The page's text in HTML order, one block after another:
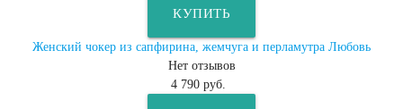
КУПИТЬ
Женский чокер из сапфирина, жемчуга и перламутра Любовь
Нет отзывов
4 790 руб.